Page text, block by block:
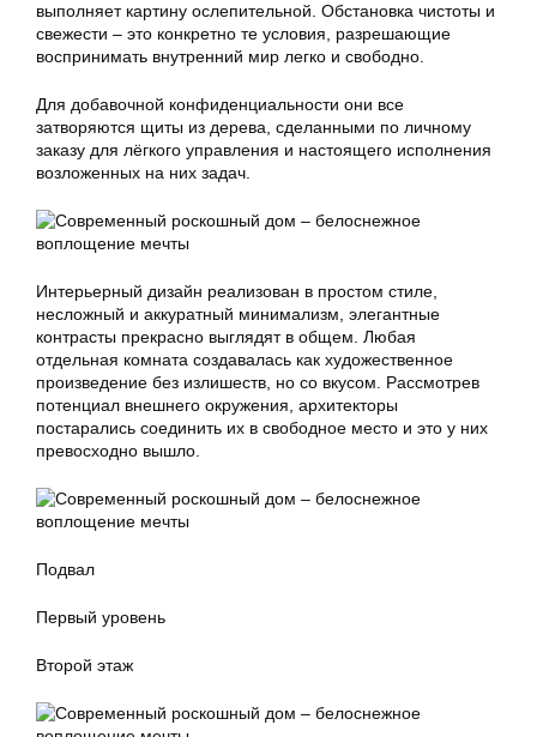
выполняет картину ослепительной. Обстановка чистоты и
свежести – это конкретно те условия, разрешающие
воспринимать внутренний мир легко и свободно.
Для добавочной конфиденциальности они все
затворяются щиты из дерева, сделанными по личному
заказу для лёгкого управления и настоящего исполнения
возложенных на них задач.
Интерьерный дизайн реализован в простом стиле,
несложный и аккуратный минимализм, элегантные
контрасты прекрасно выглядят в общем. Любая
отдельная комната создавалась как художественное
произведение без излишеств, но со вкусом. Рассмотрев
потенциал внешнего окружения, архитекторы
постарались соединить их в свободное место и это у них
превосходно вышло.
Подвал
Первый уровень
Второй этаж